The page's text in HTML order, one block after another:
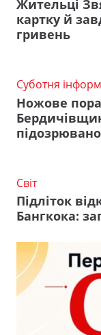
Жительці
картку й
гривень
Суботня
Ножове
Світ
Підліток
Бангкока: